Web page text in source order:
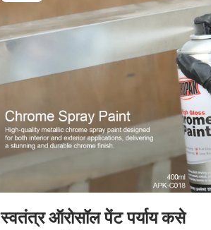
स्वतंत्र ऑरोसॉल पेंट पर्याय कसे